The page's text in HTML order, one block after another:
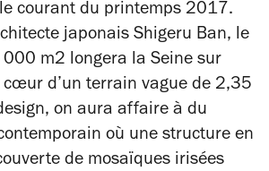
courant du printemps 2017.
japonais Shigeru Ban, le
m2 longera la Seine sur
d’un terrain vague de 2,35
on aura affaire à du
où une structure en
de mosaïques irisées